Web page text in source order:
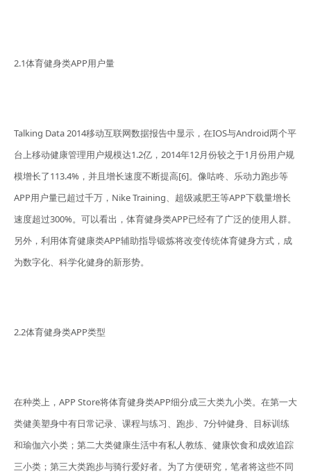
2.1体育健身类APP用户量
Talking Data 2014移动互联网数据报告中显示，在IOS与Android两个平
台上移动健康管理用户规模达1.2亿，2014年12月份较之于1月份用户规
模增长了113.4%，并且增长速度不断提高[6]。像咕咚、乐动力跑步等
APP用户量已超过千万，Nike Training、超级减肥王等APP下载量增长
速度超过300%。可以看出，体育健身类APP已经有了广泛的使用人群。
另外，利用体育健康类APP辅助指导锻炼将改变传统体育健身方式，成
为数字化、科学化健身的新形势。
2.2体育健身类APP类型
在种类上，APP Store将体育健身类APP细分成三大类九小类。在第一大
类健美塑身中有日常记录、课程与练习、跑步、7分钟健身、目标训练
和瑜伽六小类；第二大类健康生活中有私人教练、健康饮食和成效追踪
三小类；第三大类跑步与骑行爱好者。为了方便研究，笔者将这些不同